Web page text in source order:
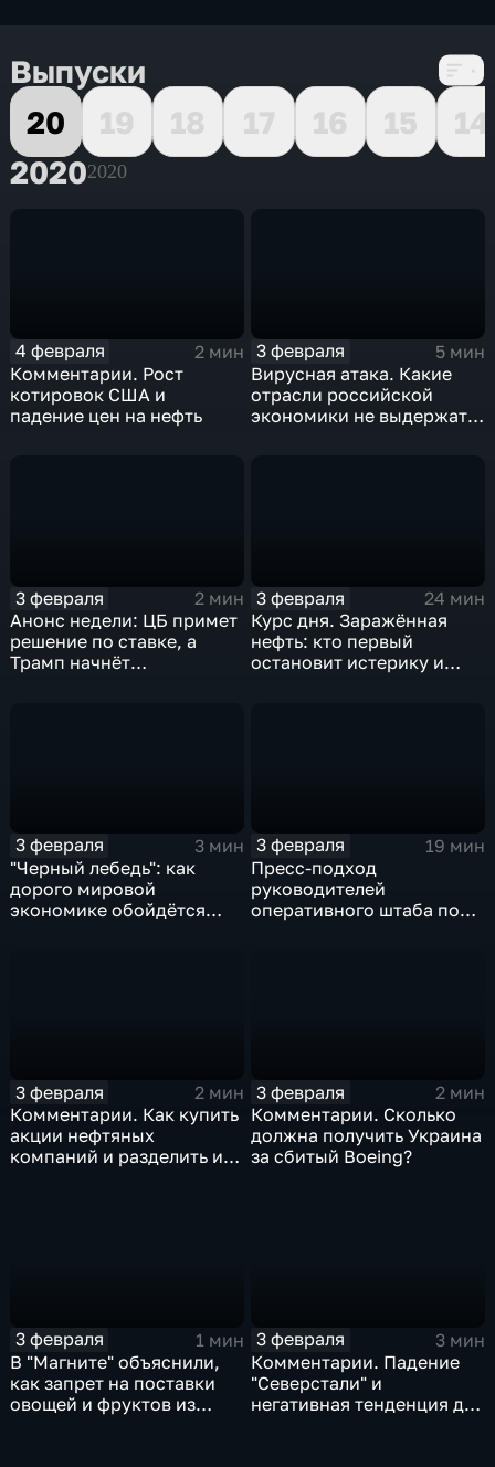
Выпуски
20
19 18 17 16 15
14
20202020
4 февраля
2 мин
Комментарии. Рост
котировок США и
падение цен на нефть
3 февраля
5 мин
Вирусная атака. Какие
отрасли российской
экономики не выдержат
3 февраля
2 мин
Анонс недели: ЦБ примет
решение по ставке, а
Трамп начнёт
3 февраля
24 мин
Курс дня. Заражённая
нефть: кто первый
остановит истерику и
3 февраля
3 мин
"Черный лебедь": как
дорого мировой
экономике обойдётся
3 февраля
19 мин
Пресс-подход
руководителей
оперативного штаба по
3 февраля
2 мин
Комментарии. Как купить
акции нефтяных
компаний и разделить их
3 февраля
2 мин
Комментарии. Сколько
должна получить Украина
за сбитый Boeing?
3 февраля
1 мин
В "Магните" объяснили,
как запрет на поставки
овощей и фруктов из
3 февраля
3 мин
Комментарии. Падение
"Северстали" и
негативная тенденция для